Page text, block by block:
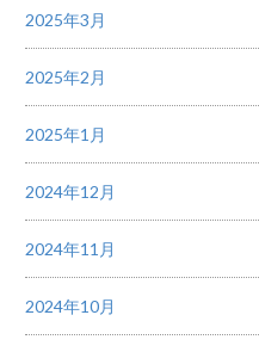
2025年3月
2025年2月
2025年1月
2024年12月
2024年11月
2024年10月